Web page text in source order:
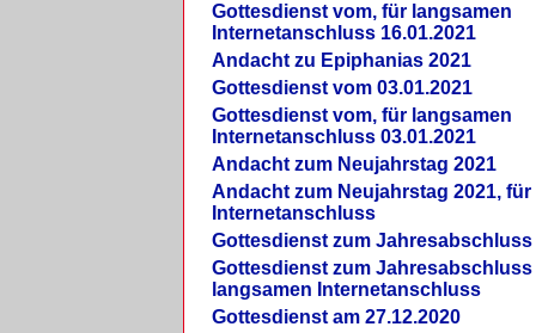
Gottesdienst vom, für langsamen
Internetanschluss 16.01.2021
Andacht zu Epiphanias 2021
Gottesdienst vom 03.01.2021
Gottesdienst vom, für langsamen
Internetanschluss 03.01.2021
Andacht zum Neujahrstag 2021
Andacht zum Neujahrstag 2021,
Internetanschluss
Gottesdienst zum Jahresabschluss
Gottesdienst zum Jahresabschluss
langsamen Internetanschluss
Gottesdienst am 27.12.2020